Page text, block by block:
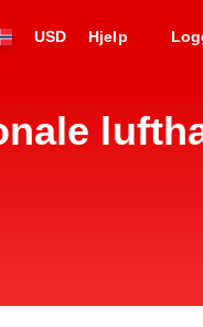
USD Hjelp